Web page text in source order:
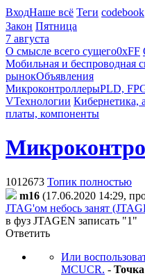
ВходНаше всё Теги codebook
Закон Пятница
7 августа
О смысле всего сущего0xFF
Мобильная и беспроводная
рынокОбъявления
МикроконтроллерыPLD,
VТехнологии Кибернетика,
платы, компоненты
1012673 Топик полностью
m16 (17.06.2020 14:29,
JTAG'ом небось занят
в фуз JTAGEN записать "1"
Ответить
Или
MCUCR. -